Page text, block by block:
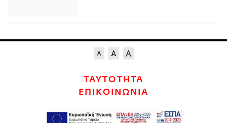
ΤΑΥΤΟΤΗΤΑ
ΕΠΙΚΟΙΝΩΝΙΑ